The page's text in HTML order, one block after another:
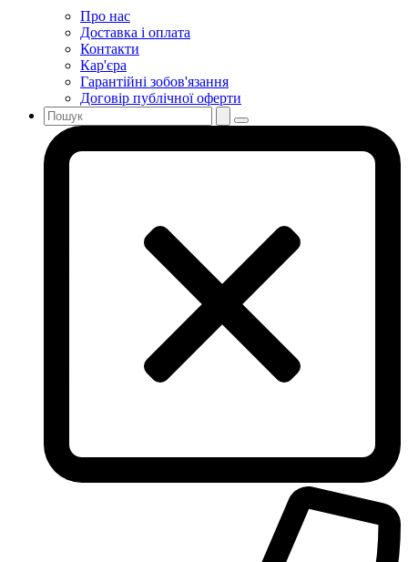
Про нас
Доставка і оплата
Контакти
Кар'єра
Гарантійні зобов'язання
Договір публічної оферти